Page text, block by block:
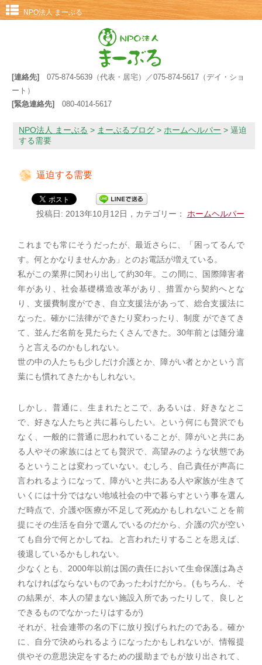
NPO法人 まーぶる
[連絡先]
075-874-5639（代表・居宅）／075-874-5617（デイ・ショ
ート）
[緊急連絡先]
080-4014-5617
NPO法人 まーぶる > まーぶるブログ > ホームヘルパー >逼迫
する需要
逼迫する需要
投稿日: 2013年10月12日，カテゴリー： ホームヘルパー
これまでも常にそうだったが、最近さらに、「困ってるんで
す。何とかなりませんかあ」とのお電話が増えている。
私がこの業界に関わり出して約30年。この間に、国際障害者
年があり、社会基礎構造改革があり、措置から契約へとな
り、支援費制度ができ、自立支援法があって、総合支援法に
なった。確かに法律ができたり変わったり、制度 ができてき
て、並んだ名前を見たらたくさんできた。30年前とは随分違
うと言えるのかもしれない。
世の中の人たちも少しだけ介護とか、障がい者とかという言
葉にも慣れてきたかもしれない。
しかし、普通に、生まれたとこで、あるいは、好きなとこ
で、好きな人たちと共に暮らしたい。という何にも贅沢でも
なく、一般的に普通に思われていることが、障がいと共にあ
る人やその家族にはとても贅沢で、高望みのような状態であ
るということは変わっていない。むしろ、自己責任が声高に
言われるようになって、障がいと共にある人や家族が生きて
いくには十分ではない地域社会の中で暮らすという事を選ん
だ時点で、介護や医療が不足して死ぬかもしれないことを前
提にその生活を自分で選んでいるのだから、介護の穴が空い
ても自分で何とかしてね。と言われたりすることを思えば、
後退しているかもしれない。
少なくとも、2000年以前は国の責任において生命保護は為さ
れなければならないものであったわけだから。(もちろん、そ
の結果が、本人の望まない施設入所であったりして、良しと
できるものでなかったりはするが)
それが、社会連帯の名の下に放り投げられたのである。確か
に、自分で決められるようになったかもしれないが、情報提
供やその意思決定をするための援助までもが放り出されて、